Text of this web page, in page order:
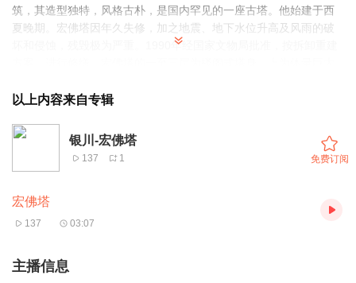
筑，其造型独特，风格古朴，是国内罕见的一座古塔。他始建于西
夏晚期。宏佛塔因年久失修，加之地震、地下水位升高及风雨的破
坏和侵蚀，残毁极为严重。1990年经国家文物局批准，按拆卸重建
心砖塔，塔身各层上部用砖砌出兰额、斗拱和迭涩砖塔檐，檐上作
底部为圆形束腰式须弥座，座上砌肩覆钵塔，塔身作宝罐状，上存
刹座和两层相轮，由亚字形刹座托承三十三天。塔心室向上内收迭
涩对顶。塔室呈八角形。宏佛塔最上层为天宫，在逐层落架拆除
造像数十尊及大量残块、碎块；彩绘木雕菩萨像及女伎像；西夏文
木雕版2000余块。另有小木塔、木简、西夏文残绢、瓷钵、瓷珠、
家主五更起?来，赶着牛去地里干活，在路上碰见了一位由南而来的
以上内容来自专辑
银川-宏佛塔
137 1 免费订阅
宏佛塔
137 03:07
主播信息